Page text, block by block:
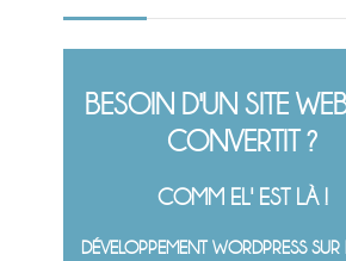
BESOIN D'UN SITE
CONVERTIT ?
COMM EL' EST LÀ !
DÉVELOPPEMENT WORDPRESS SUR